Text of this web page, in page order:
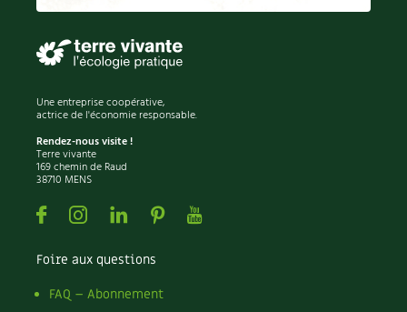
Une entreprise coopérative,
actrice de l'économie responsable.
Rendez-nous visite !
Terre vivante
169 chemin de Raud
38710 MENS
FacebookInstagramLinkedin
PinterestYoutube
Foire aux questions
FAQ – Abonnement